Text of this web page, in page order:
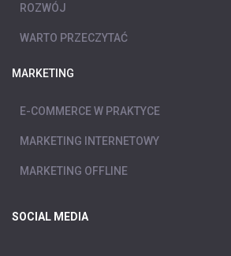
ROZWÓJ
WARTO PRZECZYTAĆ
MARKETING
E-COMMERCE W PRAKTYCE
MARKETING INTERNETOWY
MARKETING OFFLINE
SOCIAL MEDIA